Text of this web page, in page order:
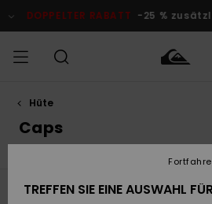
Produkt
springen
DOPPELTER RABATT -25 %
MÄNNER
FRAUEN
Brandneu
Kinder
Snow Shop
Kinder
KINDER
Hüte
Caps
Filtern & Sortieren
TREFFEN SIE EINE AUSWAHL